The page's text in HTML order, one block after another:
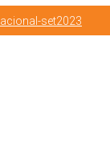
set2023